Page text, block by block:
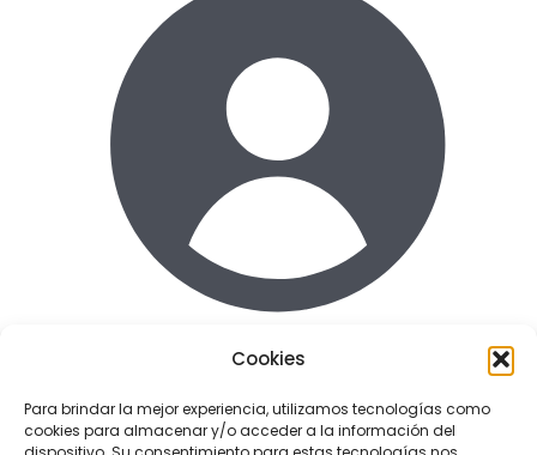
Cookies
Para brindar la mejor experiencia, utilizamos tecnologías como
cookies para almacenar y/o acceder a la información del
Enlaces de interes